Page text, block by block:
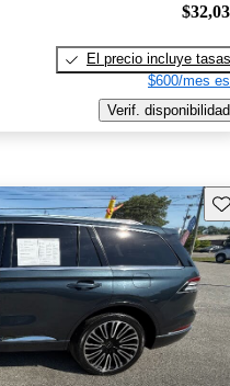
El precio incluye tasas
$600/mes
Verif. disponibilidad